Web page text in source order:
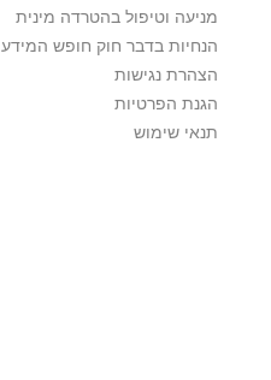
מניעה וטיפול בהטרדה מינית
הנחיות בדבר חוק חופש המידע
הצהרת נגישות
הגנת הפרטיות
תנאי שימוש